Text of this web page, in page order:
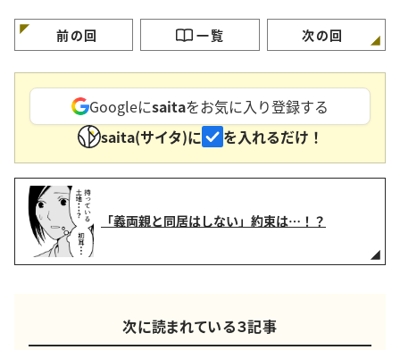
紹介 術」
前の回 一覧 次の回
Googleにsaitaをお気に入り登録する
saita(サイタ)に
を入れるだけ！
「義両親と同居はしない」約束は…！？
次に読まれている３記事